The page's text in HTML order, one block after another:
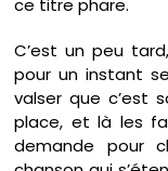
ce titre phare.
C’est un peu
pour un instant
valser que c’est
place, et là les
demande pour